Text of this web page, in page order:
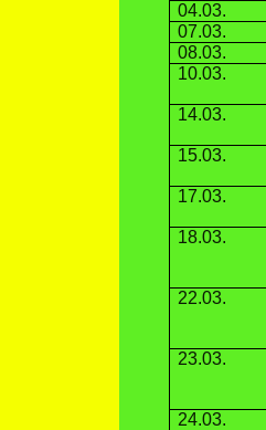
04.03.
07.03.
08.03.
10.03.
14.03.
15.03.
17.03.
18.03.
22.03.
23.03.
24.03.